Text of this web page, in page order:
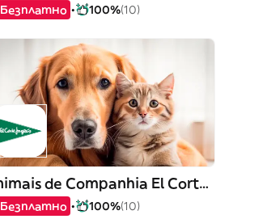
Безплатно 100%(10)
Animais de Companhia El Corte Inglés
Безплатно 100%(10)